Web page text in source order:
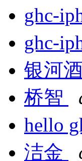
ghc-
ghc-
银河
桥智
hello
洁金